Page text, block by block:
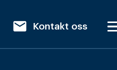
email Kontakt oss